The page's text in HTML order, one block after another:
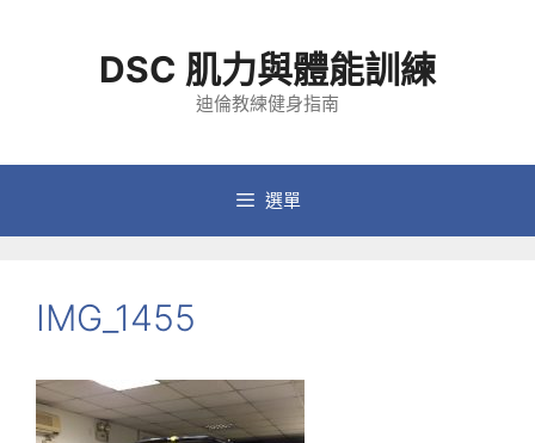
容
DSC 肌力與體能訓練
迪倫教練健身指南
選單
IMG_1455